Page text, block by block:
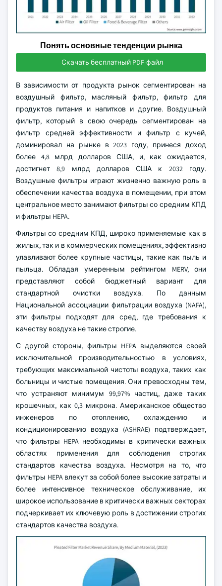
Понять основные тенденции рынка
Скачать бесплатный PDF-файл
В зависимости от продукта рынок сегментирован на
воздушный фильтр, масляный фильтр, фильтр для
продуктов питания и напитков и другие. Воздушный
фильтр, который в свою очередь сегментирован на
фильтр средней эффективности и фильтр с кучей,
доминировал на рынке в 2023 году, принеся доход
более 4,8 млрд долларов США, и, как ожидается,
достигнет 8,9 млрд долларов США к 2032 году.
Воздушные фильтры играют жизненно важную роль в
обеспечении качества воздуха в помещении, при этом
центральное место занимают фильтры со средним КПД
и фильтры HEPA.
Фильтры со средним КПД, широко применяемые как в
жилых, так и в коммерческих помещениях, эффективно
улавливают более крупные частицы, такие как пыль и
пыльца. Обладая умеренным рейтингом MERV, они
представляют собой бюджетный вариант для
стандартной очистки воздуха. По данным
Национальной ассоциации фильтрации воздуха (NAFA),
эти фильтры подходят для сред, где требования к
качеству воздуха не такие строгие.
С другой стороны, фильтры HEPA выделяются своей
исключительной производительностью в условиях,
требующих максимальной чистоты воздуха, таких как
больницы и чистые помещения. Они превосходны тем,
что устраняют минимум 99,97% частиц, даже таких
крошечных, как 0,3 микрона. Американское общество
инженеров по отоплению, охлаждению и
кондиционированию воздуха (ASHRAE) подтверждает,
что фильтры HEPA необходимы в критически важных
областях применения для соблюдения строгих
стандартов качества воздуха. Несмотря на то, что
фильтры HEPA влекут за собой более высокие затраты и
более интенсивное техническое обслуживание, их
широкое использование в критически важных секторах
подчеркивает их ключевую роль в достижении строгих
стандартов качества воздуха.